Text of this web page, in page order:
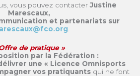
vous pouvez contacterJustine
Marescaux,
et partenariats sur
de pratique »
par la Fédération :
une « Licence Omnisports
vos pratiquants qui ne font